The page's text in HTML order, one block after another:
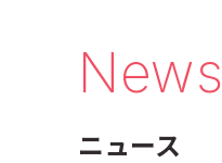
News
ニュース